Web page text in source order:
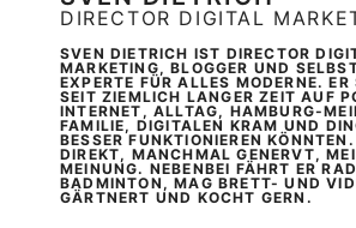
DIRECTOR DIGITAL
SVEN DIETRICH IST DIRECTOR
MARKETING, BLOGGER UND
EXPERTE FÜR ALLES MODERNE. ER
SEIT ZIEMLICH LANGER ZEIT AUF
INTERNET, ALLTAG, HAMBURG-
FAMILIE, DIGITALEN KRAM UND
BESSER FUNKTIONIEREN
DIREKT, MANCHMAL GENERVT,
MEINUNG. NEBENBEI FÄHRT ER
BADMINTON, MAG BRETT- UND
GÄRTNERT UND KOCHT GERN.